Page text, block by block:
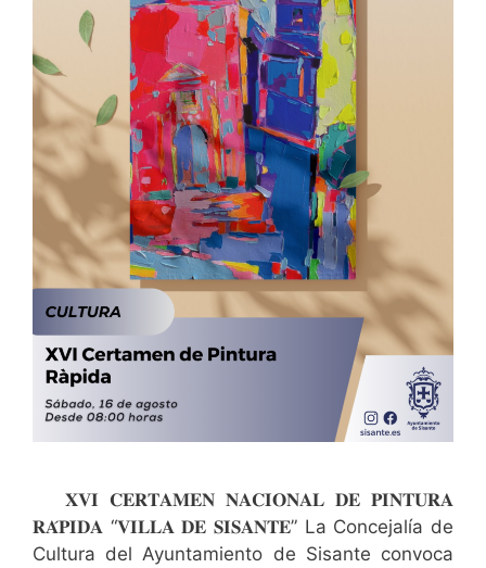
𝐗𝐕𝐈 𝐂𝐄𝐑𝐓𝐀𝐌𝐄𝐍 𝐍𝐀𝐂𝐈𝐎𝐍𝐀𝐋 𝐃𝐄 𝐏𝐈𝐍𝐓𝐔𝐑𝐀
𝐑𝐀́𝐏𝐈𝐃𝐀 “𝐕𝐈𝐋𝐋𝐀 𝐃𝐄 𝐒𝐈𝐒𝐀𝐍𝐓𝐄” La Concejalía de
Cultura del Ayuntamiento de Sisante convoca